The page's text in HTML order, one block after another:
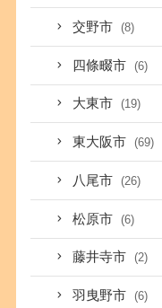
交野市 (8)
四條畷市 (6)
大東市 (19)
東大阪市 (69)
八尾市 (26)
松原市 (6)
藤井寺市 (2)
羽曳野市 (6)